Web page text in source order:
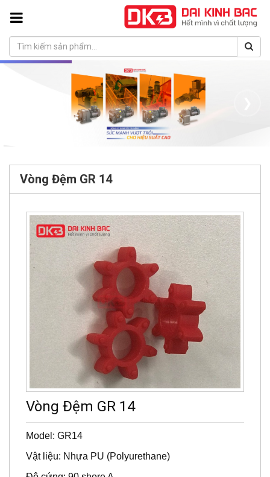
Vòng Đệm GR 14
Vòng Đệm GR 14
Model: GR14
Vật liệu: Nhựa PU (Polyurethane)